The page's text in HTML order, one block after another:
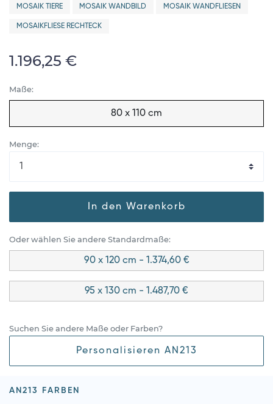
MOSAIK TIERE MOSAIK WANDBILD MOSAIK WANDFLIESEN
MOSAIKFLIESE RECHTECK
1.196,25 €
Maße:
80 x 110 cm
Menge:
In den Warenkorb
Oder wählen Sie andere Standardmaße:
90 x 120 cm - 1.374,60 €
95 x 130 cm - 1.487,70 €
Suchen Sie andere Maße oder Farben?
Personalisieren AN213
AN213 FARBEN